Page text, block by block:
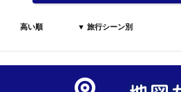
高い順 ▼ 旅行シーン別